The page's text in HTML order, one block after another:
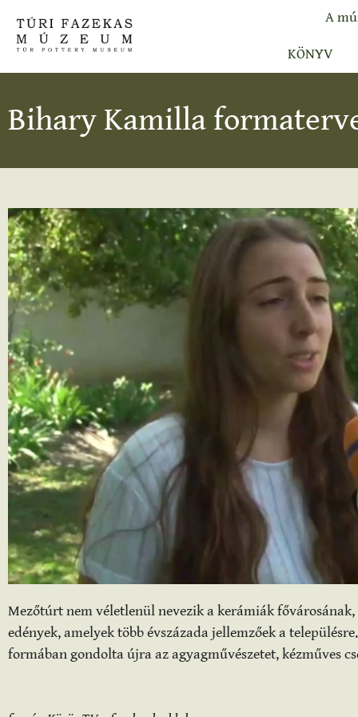
A
KÖNYV
Bihary Kamilla
Mezőtúrt nem véletlenül nevezik a kerámiák
edények, amelyek több évszázada jellemzőek a
formában gondolta újra az agyagművészetet, kézműves